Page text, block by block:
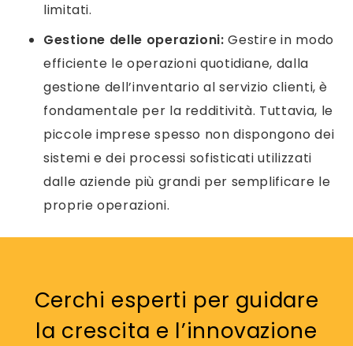
limitati.
Gestione delle operazioni:Gestire in modo
efficiente le operazioni quotidiane, dalla
gestione dell’inventario al servizio clienti, è
fondamentale per la redditività. Tuttavia, le
piccole imprese spesso non dispongono dei
sistemi e dei processi sofisticati utilizzati
dalle aziende più grandi per semplificare le
proprie operazioni.
Cerchi esperti per guidare
la crescita e l’innovazione